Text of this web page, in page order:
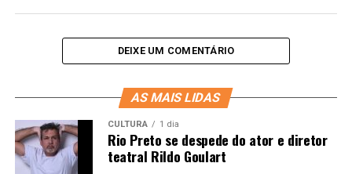
DEIXE UM COMENTÁRIO
AS MAIS LIDAS
CULTURA 1 dia
Rio Preto se despede do ator e diretor
teatral Rildo Goulart